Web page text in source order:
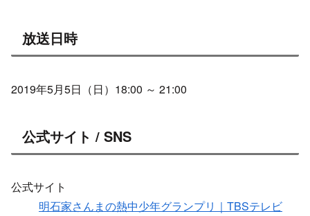
放送日時
2019年5月5日（日）18:00 ～ 21:00
公式サイト / SNS
公式サイト
明石家さんまの熱中少年グランプリ｜TBSテレビ